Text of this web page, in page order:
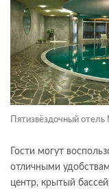
Пятизвёздочный отель
Гости могут
отличными
центр, крытый